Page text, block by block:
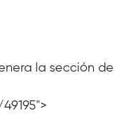
la sección de